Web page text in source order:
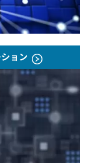
ョン